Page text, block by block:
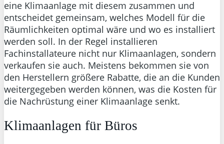
eine Klimaanlage mit diesem zusammen und
entscheidet gemeinsam, welches Modell für die
Räumlichkeiten optimal wäre und wo es installiert
werden soll. In der Regel installieren
Fachinstallateure nicht nur Klimaanlagen, sondern
verkaufen sie auch. Meistens bekommen sie von
den Herstellern größere Rabatte, die an die Kunden
weitergegeben werden können, was die Kosten für
die Nachrüstung einer Klimaanlage senkt.
Klimaanlagen für Büros